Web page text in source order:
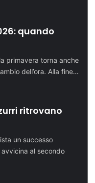
quando
primavera torna anche
dell’ora. Alla fine…
ritrovano
un successo
al secondo